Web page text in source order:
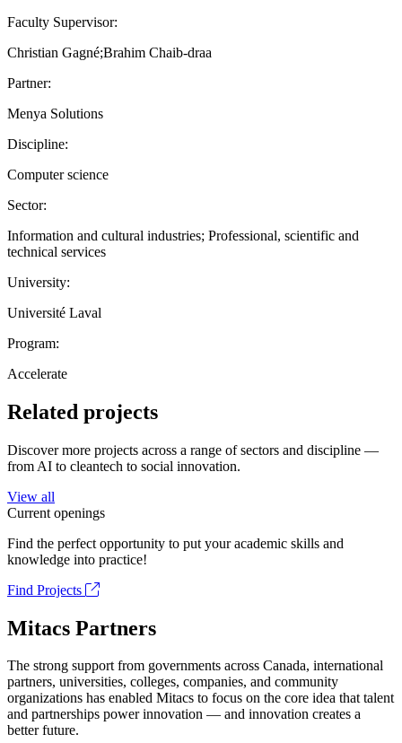
Faculty Supervisor:
Christian Gagné;Brahim Chaib-draa
Partner:
Menya Solutions
Discipline:
Computer science
Sector:
Information and cultural industries; Professional, scientific and
technical services
University:
Université Laval
Program:
Accelerate
Related projects
Discover more projects across a range of sectors and discipline —
from AI to cleantech to social innovation.
View all
Current openings
Find the perfect opportunity to put your academic skills and
knowledge into practice!
Find Projects
Mitacs Partners
The strong support from governments across Canada, international
partners, universities, colleges, companies, and community
organizations has enabled Mitacs to focus on the core idea that talent
and partnerships power innovation — and innovation creates a
better future.